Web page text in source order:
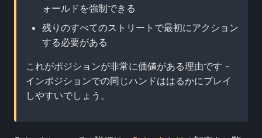
ォールドを強制できる
残りのすべてのストリートで最初にアクション
する必要がある
これがポジションが非常に価値がある理由です -
インポジションでの同じハンドははるかにプレイ
しやすいでしょう。